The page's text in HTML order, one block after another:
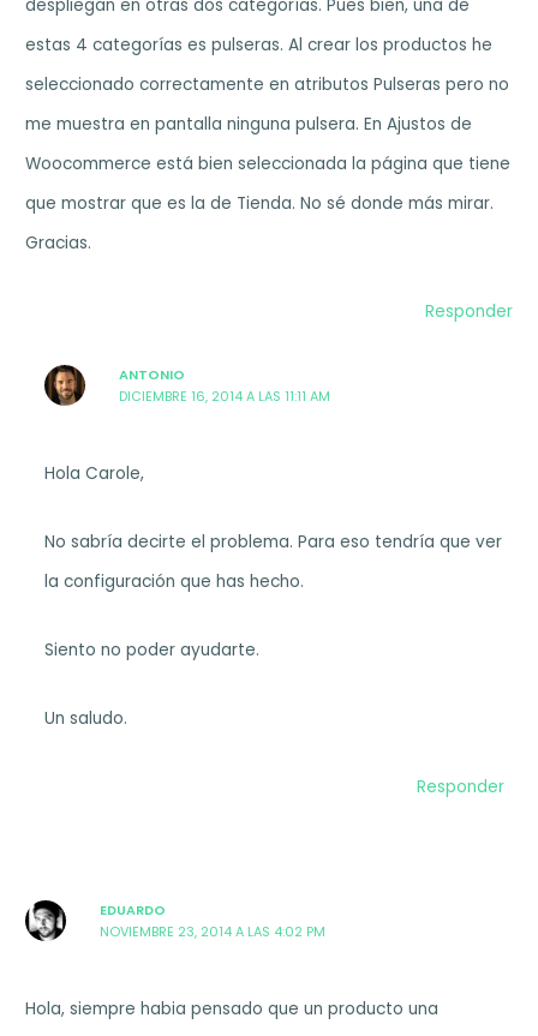
despliegan en otras dos categorías. Pues bien, una de
estas 4 categorías es pulseras. Al crear los productos he
seleccionado correctamente en atributos Pulseras pero no
me muestra en pantalla ninguna pulsera. En Ajustos de
Woocommerce está bien seleccionada la página que tiene
que mostrar que es la de Tienda. No sé donde más mirar.
Gracias.
Responder
ANTONIO
DICIEMBRE 16, 2014 A LAS 11:11 AM
Hola Carole,
No sabría decirte el problema. Para eso tendría que ver
la configuración que has hecho.
Siento no poder ayudarte.
Un saludo.
Responder
EDUARDO
NOVIEMBRE 23, 2014 A LAS 4:02 PM
Hola, siempre habia pensado que un producto una